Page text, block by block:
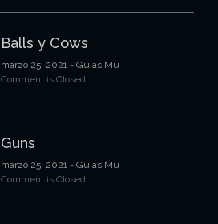
Balls y Cows
marzo 25, 2021 - Guias Mu
Comment is Closed
Guns
marzo 25, 2021 - Guias Mu
Comment is Closed